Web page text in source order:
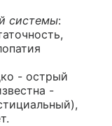
системы:
- острый
-